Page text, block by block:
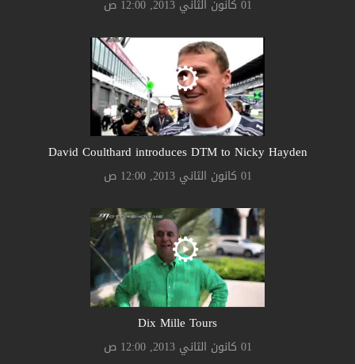
01 كانون الثاني 2013, 12:00 ص
David Coulthard introduces DTM to Nicky Hayden
01 كانون الثاني 2013, 12:00 ص
Dix Mille Tours
01 كانون الثاني 2013, 12:00 ص